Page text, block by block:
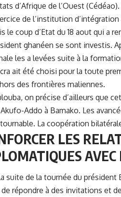
d’Afrique de l’Ouest
de l’institution
le coup d’Etat du 18 aout qui a
ghanéen se sont investis.
les a levées suite à la
ait été choisi pour la toute
des frontières maliennes.
on précise d’ailleurs que
Addo à Bamako. Les
La coopération
LES
AVEC
suite de la tournée du président
de répondre à des invitations et